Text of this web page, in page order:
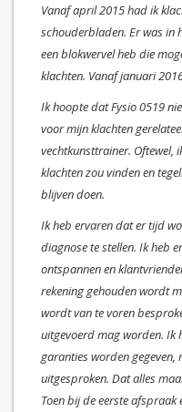
Vanaf april 2015 had ik
schouderbladen. Er was in
een blokwervel heb die
klachten. Vanaf januari
Ik hoopte dat Fysio 0519
voor mijn klachten
vechtkunsttrainer. Oftewel,
klachten zou vinden en
blijven doen.
Ik heb ervaren dat er tijd
diagnose te stellen. Ik heb
ontspannen en
rekening gehouden wordt
wordt van te voren
uitgevoerd mag worden. Ik
garanties worden
uitgesproken. Dat alles
Toen bij de eerste